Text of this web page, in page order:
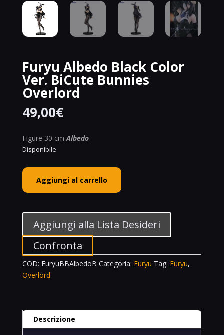
Furyu Albedo Black Color
Ver. BiCute Bunnies
Overlord
49,00€
Figure 30 cmAlbedo
Disponibile
Furyu
Albedo
Black
BiCute
Bunnies
Overlord
quantità
Aggiungi al carrello
Aggiungi alla Lista Desideri
Confronta
COD: FuryuBBAlbedoB Categoria: Furyu Tag: Furyu,
Overlord
Descrizione